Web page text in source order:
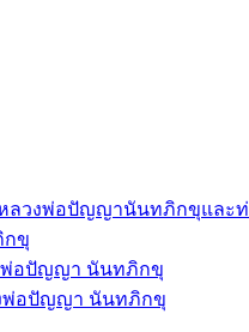
ลวงพ่อปัญญานันทภิกขุและ
กขุ
พ่อปัญญา นันทภิกขุ
พ่อปัญญา นันทภิกขุ